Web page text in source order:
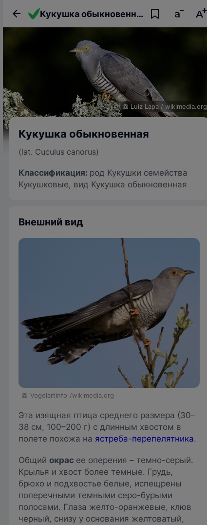
Кукушка обыкновенная: описание птицы, фото, образ жизни и интересные факты
Luiz Lapa / wikimedia.org
Кукушка обыкновенная
(lat. Cuculus canorus)
Классификация: род Кукушки семейства
Кукушковые, вид Кукушка обыкновенная
Внешний вид
Vogelartinfo /wikimedia.org
Эта изящная птица среднего размера (30–
38 см, 100–200 г) с длинным хвостом в
полете похожа на ястреба-перепелятника.
Общий окрас ее оперения – темно-серый.
Крылья и хвост более темные. Грудь,
брюхо и подхвостье белые, испещрены
поперечными темными серо-бурыми
полосами. Глаза желто-оранжевые, клюв
черный, снизу у основания желтоватый,